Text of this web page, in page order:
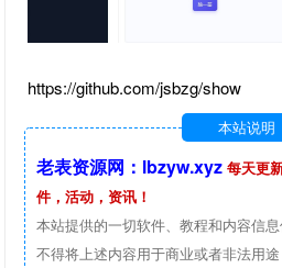
https://github.com/jsbzg/show
本站说明
老表资源网：lbzyw.xyz 每天更
件，活动，资讯！
本站提供的一切软件、教程和内容信
不得将上述内容用于商业或者非法用